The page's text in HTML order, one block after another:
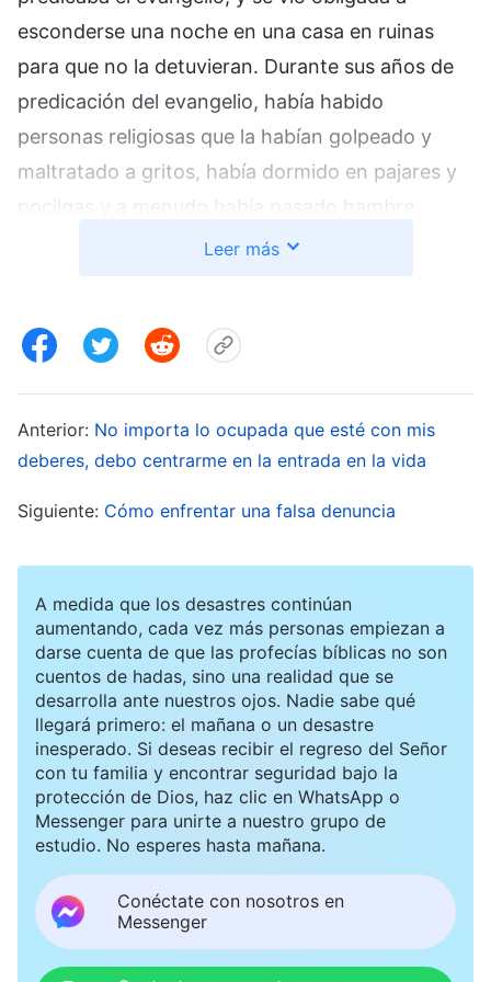
esconderse una noche en una casa en ruinas
para que no la detuvieran. Durante sus años de
predicación del evangelio, había habido
personas religiosas que la habían golpeado y
maltratado a gritos, había dormido en pajares y
pocilgas y a menudo había pasado hambre.
Puede que no tuviera mucho de qué presumir de
la expulsaran por ser una persona malvada? No
los principios y que la expulsión siempre se basa
en el patrón de conducta de una persona y en su
nadie por error. ¿Era Xiaozhi una persona
Si, en efecto, la expulsaban, no se salvaría y
todas las penurias que había padecido habrían
sido en vano. Los siguientes días me sentía fatal
cada vez que lo pensaba, como si una piedra me
oprimiera el pecho.
Días después recibí una carta de otra de mis
hermanas, Xiaoyue, en la que decía que nuestra
hermana pequeña estaba muy mal y necesitaba
una operación. Al leer la carta pensé: “Si a
Xiaozhi le puede servir esta enfermedad para
hacer introspección y arrepentirse ante Dios, tal
Leer más
Anterior: No importa lo ocupada que esté con mis
deberes, debo centrarme en la entrada en la vida
Siguiente: Cómo enfrentar una falsa denuncia
A medida que los desastres continúan
aumentando, cada vez más personas empiezan a
darse cuenta de que las profecías bíblicas no son
cuentos de hadas, sino una realidad que se
desarrolla ante nuestros ojos. Nadie sabe qué
llegará primero: el mañana o un desastre
inesperado. Si deseas recibir el regreso del Señor
con tu familia y encontrar seguridad bajo la
protección de Dios, haz clic en WhatsApp o
Messenger para unirte a nuestro grupo de
estudio. No esperes hasta mañana.
Conéctate con nosotros en
Messenger